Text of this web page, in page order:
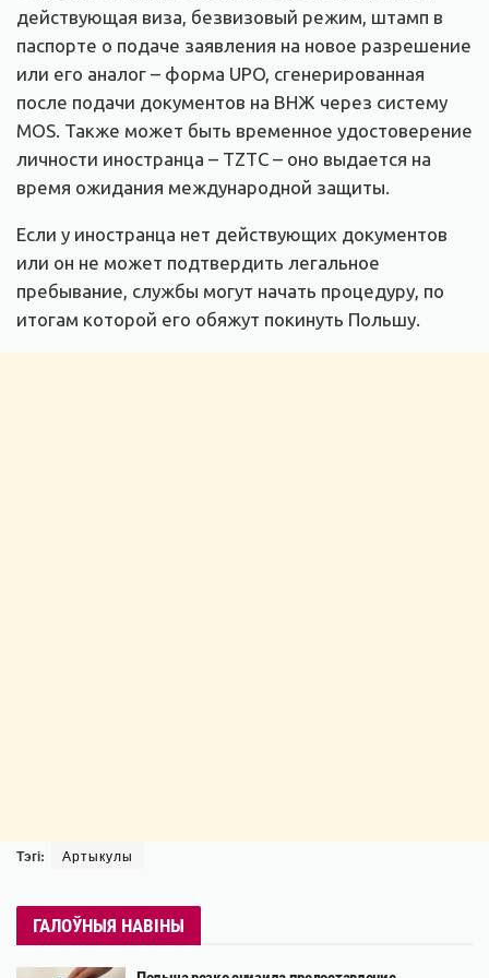
действующая виза, безвизовый режим, штамп в
паспорте о подаче заявления на новое разрешение
или его аналог – форма UPO, сгенерированная
после подачи документов на ВНЖ через систему
MOS. Также может быть временное удостоверение
личности иностранца – TZTC – оно выдается на
время ожидания международной защиты.
Если у иностранца нет действующих документов
или он не может подтвердить легальное
пребывание, службы могут начать процедуру, по
итогам которой его обяжут покинуть Польшу.
Тэгі: Артыкулы
ГАЛОЎНЫЯ НАВІНЫ